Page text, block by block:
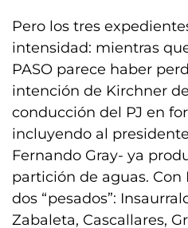
Pero los tres
intensidad: mientras
PASO parece haber
intención de Kirchner
conducción del PJ en
incluyendo al
Fernando Gray- ya
partición de aguas.
dos “pesados”:
Zabaleta, Cascallares,